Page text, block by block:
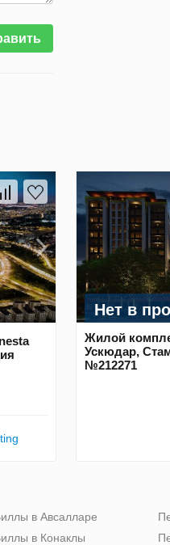
Нет в
Жилой
Ускюдар,
№212271
в Авсалларе
в Конаклы